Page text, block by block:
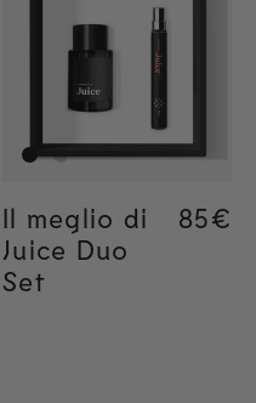
price
Il meglio di
Juice Duo
Set
85€
85€